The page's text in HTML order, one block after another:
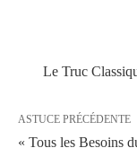
Le Truc
ASTUCE PRÉCÉDENTE
« Tous les Besoins